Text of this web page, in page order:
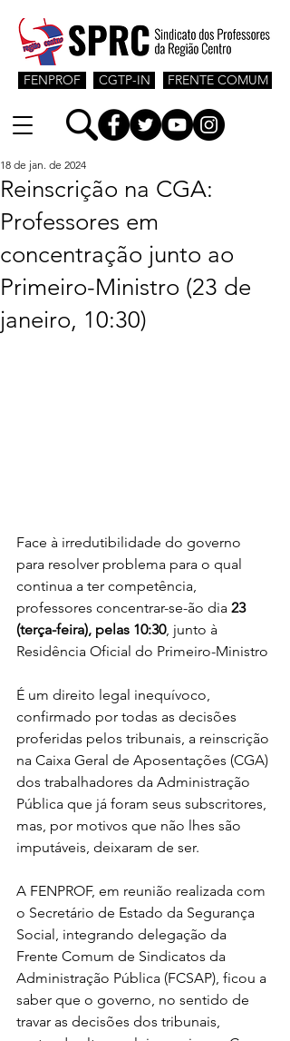
CGTP-IN
FENPROF FRENTE COMUM
Reinscrição na CGA:
Professores em
concentração junto ao
Primeiro-Ministro (23 de
janeiro, 10:30)
18 de jan. de 2024
Face à irredutibilidade do governo
para resolver problema para o qual
continua a ter competência,
professores concentrar-se-ão dia 23
(terça-feira), pelas 10:30, junto à
Residência Oficial do Primeiro-Ministro
É um direito legal inequívoco,
confirmado por todas as decisões
proferidas pelos tribunais, a reinscrição
na Caixa Geral de Aposentações (CGA)
dos trabalhadores da Administração
Pública que já foram seus subscritores,
mas, por motivos que não lhes são
imputáveis, deixaram de ser.
A FENPROF, em reunião realizada com
o Secretário de Estado da Segurança
Social, integrando delegação da
Frente Comum de Sindicatos da
Administração Pública (FCSAP), ficou a
saber que o governo, no sentido de
travar as decisões dos tribunais,